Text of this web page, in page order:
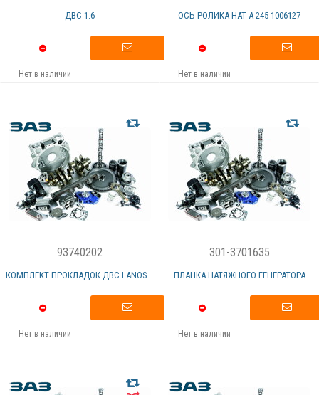
ДВС 1.6
Нет в наличии
ОСЬ РОЛИКА НАТ А-245-1006127
Нет в наличии
93740202
КОМПЛЕКТ ПРОКЛАДОК ДВС LANOS...
Нет в наличии
301-3701635
ПЛАНКА НАТЯЖНОГО ГЕНЕРАТОРА
Нет в наличии